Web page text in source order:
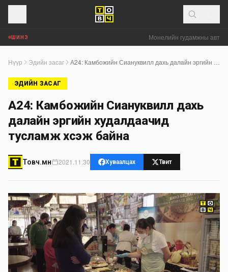
ШИНЭ Монелийн гудамжны авто
Нүүр Эдийн засаг
ЭДИЙН ЗАСАГ
А24: Камбожийн Сиануквилл дахь
далайн эргийн худалдаачид
тусламж хүсэж байна
Товч.мн 2021.11.30 Хуваалцах Твит